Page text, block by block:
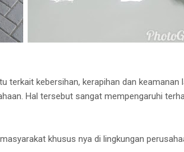
terkait kebersihan, kerapihan dan keamanan
Hal tersebut sangat mempengaruhi
khusus nya di lingkungan